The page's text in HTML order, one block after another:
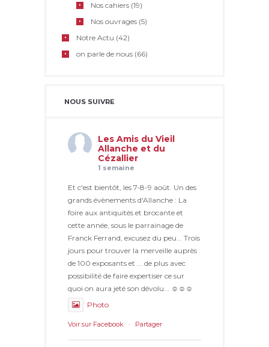
Nos cahiers (19)
Nos ouvrages (5)
Notre Actu (42)
on parle de nous (66)
NOUS SUIVRE
Les Amis du Vieil
Allanche et du
Cézallier
1 semaine
Et c'est bientôt, les 7-8-9 août. Un des
grands évènements d'Allanche : La
foire aux antiquités et brocante et
cette année, sous le parrainage de
Franck Ferrand, excusez du peu... Trois
jours pour trouver la merveille auprès
de 100 exposants et ... de plus avec
possibilité de faire expertiser ce sur
quoi on aura jeté son dévolu... ☺☺☺
Photo
Voir sur Facebook · Partager